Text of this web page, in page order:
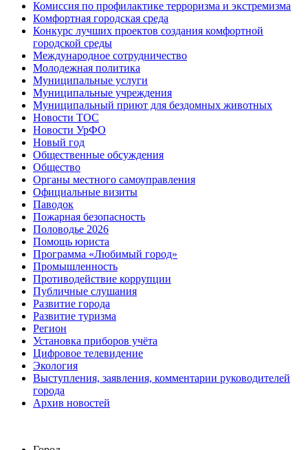
Комиссия по профилактике терроризма и экстремизма
Комфортная городская среда
Конкурс лучших проектов создания комфортной
городской среды
Международное сотрудничество
Молодежная политика
Муниципальные услуги
Муниципальные учреждения
Муниципальный приют для бездомных животных
Новости ТОС
Новости УрФО
Новый год
Общественные обсуждения
Общество
Органы местного самоуправления
Официальные визиты
Паводок
Пожарная безопасность
Половодье 2026
Помощь юриста
Программа «Любимый город»
Промышленность
Противодействие коррупции
Публичные слушания
Развитие города
Развитие туризма
Регион
Установка приборов учёта
Цифровое телевидение
Экология
Выступления, заявления, комментарии руководителей
города
Архив новостей